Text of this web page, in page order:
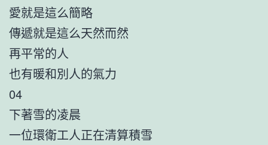
愛就是這么簡略
傳遞就是這么天然而然
再平常的人
也有暖和別人的氣力
04
下著雪的凌晨
一位環衛工人正在清算積雪